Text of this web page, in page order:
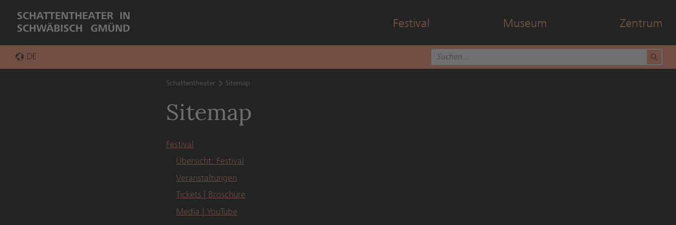
Festival Museum Zentrum
DE
EN
Schattentheater Sitemap
Sitemap
Festival
Übersicht: Festival
Veranstaltungen
Tickets | Broschüre
Media | YouTube